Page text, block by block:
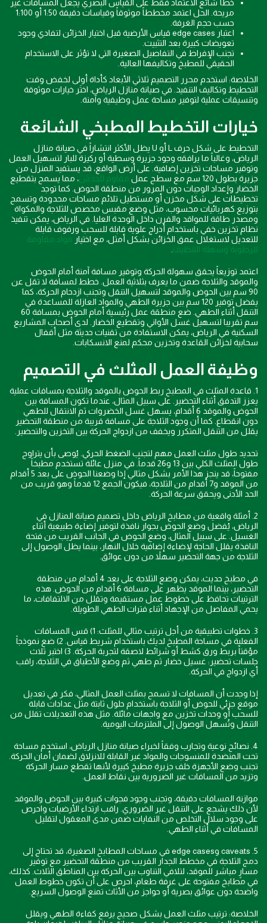
خطأ شائع الاعتماد فقط على القياس البصري يجعل المسافات غير
مريحة. الحل اعتمد مخططاً موثوقاً وقياسات دقيقة 1:50 أو 1:100
حسب حجم الغرفة.
اعتبار edge cases قياس الأرضية قبل اختيار الخزائن لتفادي وجود
تعويضات كبيرة بعد التثبيت.
تجنب الإفراط في التفاصيل الصغيرة التي لا تؤثر على الاستخدام
الحقيقي للمطبخ وتكاليفها العالية.
الخلاصة: استخدم محرر التصميم ثلاثي الأبعاد كأداة أولى لخفض وقت
التخطيط وتكاليف التنفيذ. في صيانة منازل الرياض، اختَر خيارات موثوقة
وتنسيقات عملية لتوفير مساحة عمل وظيفية وآمنة.
خيارات التخطيط المطبخي الشائعة
التخطيط على شكل حرف L أو U يظل الأكثر انتشاراً في صيانة منازل
الرياض، وغالباً ما يرافقه وجود جزيرة وسطية أو ركيزة للبار لتسهيل العمل
وتوفير مساحات تخزين إضافية. على أرض الواقع، قد يستفيد المنزل من
جزيرة بطول 120 سم مع سطح عمل
مقاوم للخدش، مما يسمح بتقطيع
الخضار وإعداد الوجبات دون المرور من منطقة الحوض. كما توجد
تخطيطات على شكل مخزن أو مستطيل تلائم مساحات محدودة وتسمح
بتوزيع كهربائيات محسوب، مثل وضع مقبس مخصص للثلاجة والمكواة
ومصدر طاقة للمواقد والفرن داخل الوحدة العليا. في الرياض، يمكن تنفيذ
نظام تخزين خفي باستخدام أدراج علوية قابلة للسحب ورفوف قابلة
للتعديل لاستغلال عمق الخزائن بشكل أمثل، مع اختيار مواد مقاومة
للرطوبة وسهلة التنظيف
اعتمد توزيعاً يحقق سهولة الحركة وتوفير مسافة آمنة أمام الحوض
والموقد والثلاجة ضمن ما يعرف بثلاثية العمل. خطط لمسافة لا تقل عن
90 سم بين الحوض والموقد لتسهيل التنقل وتجنب ازدحام الحركة، كما
يفضل توفير 120 سم بين جزيرة الطهي والمواد العازلة للمساعدة في
التنقل أثناء الطهي. ضع منطقة عمل رئيسية أمام الحوض بمسافة 60
سم تقريبا لتسهيل غسل الأواني وتقطيع الخضار. لدى أصحاب المشاريع
السكنية في الرياض، يمكن الاستفادة من تقنيات حديثة مثل أقفال
سحابية لخزائن القاعدة وتخزين محكم لمنع الانسكابات.
وظيفة العمل المثلث في التصميم
1. قاعدة المثلث في المطبخ ربط الحوض بالموقد والثلاجة بمسافات عملية
يعزز التدفق أثناء التحضير. على سبيل المثال، عندما تكون المسافة بين
الحوض والموقد 6 أقدام، يسهل غسل الخضروات ثم الانتقال للطهي
دون انقطاع. كما أن وجود الثلاجة على مسافة قريبة من منطقة التحضير
يقلل من التنقل المتكرر ويخفف من ازدواج الحركة بين التخزين والتحضير.
تحديد طول مثلث العمل مهم لتجنب الضغط الحركي. يُوصى بأن يتراوح
طول المثلث الكلي بين 13 و26 قدماً. في منزل عائلة تستخدم مطبخاً
مفتوحاً، قد ينجز هذا الأمر بشكل مثالي إذا وضعنا الحوض على بعد 5 أقدام
من الموقد و7 أقدام من الثلاجة، فيكون الجمع 12 قدماً وهو قريب من
الحد الأدنى ويحقق سرعة الحركة.
2. أمثلة واقعية من مطابخ الرياض داخل تصميم صيانة المنازل في
الرياض، يُفضل وضع الحوض بجوار نافذة لتوفير إضاءة طبيعية أثناء
الغسيل. على سبيل المثال، وضع الحوض في الجانب القريب من فتحة
النافذة يقلل الحاجة لإضاءة إضافية خلال النهار، بينما يظل الوصول إلى
الثلاجة من جهة التحضير سهلاً من دون عوائق.
في مطبخ حديث، يمكن وضع الثلاجة على بعد 4 أقدام من منطقة
التحضير، بينما الموقد يظهر على مسافة 6 أقدام من الحوض. هذه
الترتيبات تحافظ على خطوط عمل مستقيمة وتقلل من الالتفافات، ما
يحمي المفاصل من الإجهاد أثناء فترات الطهي الطويلة.
3. خطوات تطبيقية من أجل ترتيب مثالي للمثلث: 1) قس المسافات
الفعلية في مساحة المطبخ لديك باستخدام شريط قياس. 2) ضع نموذجاً
مؤقتاً بربط ورق كشط أو شرائط لاصقة لتجربة الحركة. 3) اختبر ثلاث
جلسات تحضير: غسيل خضار ثم طهي ثم وضع الأطباق في الثلاجة، راقب
أي ازدواج في الحركة.
إذا وجدت أن المسافات لا تسمح بمثلث العمل المثالي، فكر في تعديل
موقع جزئي للحوض أو الثلاجة باستخدام حلول ثابتة مثل عدادات قابلة
للسحب أو وحدات تخزين مع واجهات مائلة. مثل هذه التعديلات تقلل من
التنقل وتُسهل الوصول إلى الملتزمات اليومية.
4. نصائح نوعية وتجارب وفقاً لخبراء صيانة منازل الرياض، استخدم مساحة
تحت المنضدة للمنسوجات والمواد غير القابلة للانزلاق لضمان أمان الحركة.
تجنب وضع الأجهزة خلف جزيرة مطبخ كبيرة لأنها تقطع مسار الحركة
وتزيد من المسافات غير الضرورية بين نقاط العمل.
موازنة المسافات دقيقة، وتجنب وجود فجوات كبيرة بين الحوض والموقد
لأن ذلك يشجع على التنقل غير الضروري. راقب ارتداء الأرضيات واحرص
على وجود سلال التخلص من النفايات ضمن مدى المعقول لتقليل
المسافات في أثناء الطهي.
5. caveats وedge cases في مساحات المطابخ الصغيرة، قد تحتاج إلى
دمج الثلاجة في مخطط الجدار القريب من منطقة التحضير مع توفير
مسارٍ مباشر للموقد، لتلافي التناوب بين الحركة بين المناطق الثلاث. كذلك،
في مطابخ مفتوحة على غرفة طعام، احرص على أن تكون خطوط العمل
واضحة دون عوائق بصرية أو حواجز من الأثاث تمنع الوصول السريع.
الخلاصة: ترتيب مثلث العمل بشكل صحيح يرفع كفاءة الطهي ويقلل